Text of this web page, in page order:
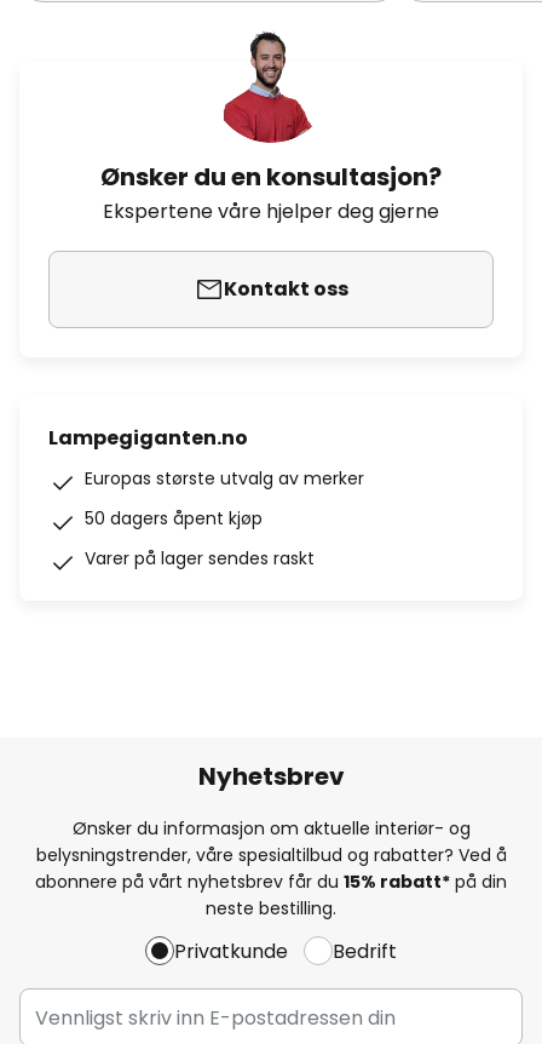
Ønsker du en konsultasjon?
Ekspertene våre hjelper deg gjerne
Kontakt oss
Lampegiganten.no
Europas største utvalg av merker
50 dagers åpent kjøp
Varer på lager sendes raskt
Nyhetsbrev
Ønsker du informasjon om aktuelle interiør- og
belysningstrender, våre spesialtilbud og rabatter? Ved å
abonnere på vårt nyhetsbrev får du 15% rabatt* på din
neste bestilling.
Privatkunde Bedrift